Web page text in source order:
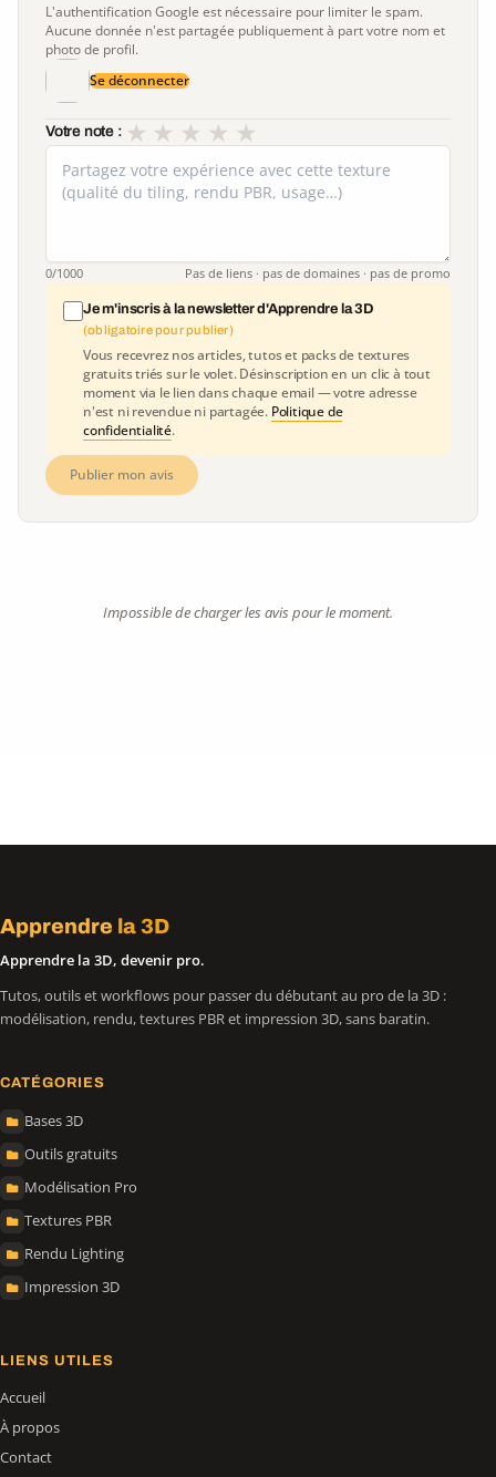
L'authentification Google est nécessaire pour limiter le spam.
Aucune donnée n'est partagée publiquement à part votre nom et
photo de profil.
Se déconnecter
Votre note : ★
★
★
★
★
0/1000 Pas de liens · pas de domaines · pas de promo
Je m'inscris à la newsletter d'Apprendre la 3D
(obligatoire pour publier)
Vous recevrez nos articles, tutos et packs de textures
gratuits triés sur le volet. Désinscription en un clic à tout
moment via le lien dans chaque email — votre adresse
n'est ni revendue ni partagée. Politique de
confidentialité.
Publier mon avis
Impossible de charger les avis pour le moment.
Apprendre la 3D
Apprendre la 3D, devenir pro.
Tutos, outils et workflows pour passer du débutant au pro de la 3D :
modélisation, rendu, textures PBR et impression 3D, sans baratin.
CATÉGORIES
Bases 3D
Outils gratuits
Modélisation Pro
Textures PBR
Rendu Lighting
Impression 3D
LIENS UTILES
Accueil
À propos
Contact